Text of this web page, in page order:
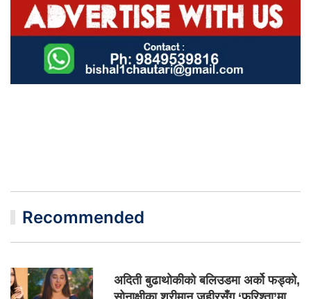
Recommended
अदिती बुढाथोकीको बलिउडमा अर्को फड्को,